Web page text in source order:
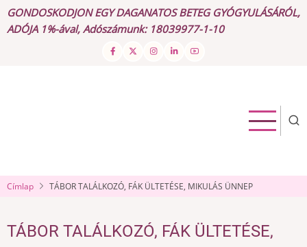
Ugrás
GONDOSKODJON EGY DAGANATOS BETEG GYÓGYULÁSÁRÓL,
ADÓJA 1%-ával, Adószámunk: 18039977-1-10
Címlap TÁBOR TALÁLKOZÓ, FÁK ÜLTETÉSE, MIKULÁS ÜNNEP
TÁBOR TALÁLKOZÓ, FÁK ÜLTETÉSE,